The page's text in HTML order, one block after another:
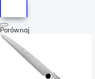
Porównaj